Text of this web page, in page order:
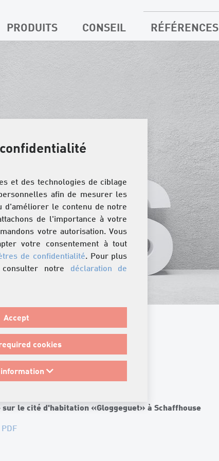
et des technologies de ciblage
afin de mesurer les
d'améliorer le contenu de notre
de l'importance à votre
votre autorisation. Vous
votre consentement à tout
de confidentialité. Pour plus
consulter notre déclaration de
Accept
cookies
information
PRODUITS CONSEIL RÉFÉRENCES
2-2021
sur le cité d'habitation «Gloggeguet» à Schaffhouse